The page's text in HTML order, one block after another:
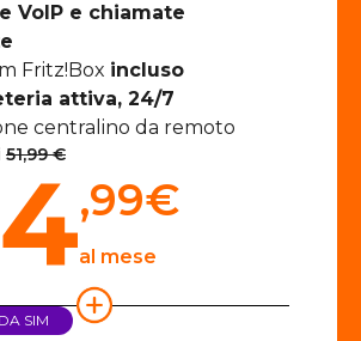
VoIP e chiamate
Fritz!Box incluso
attiva, 24/7
centralino da remoto
51,99 €
,99€
al mese
SIM